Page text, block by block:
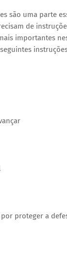
são uma parte
de
importantes
proteger a